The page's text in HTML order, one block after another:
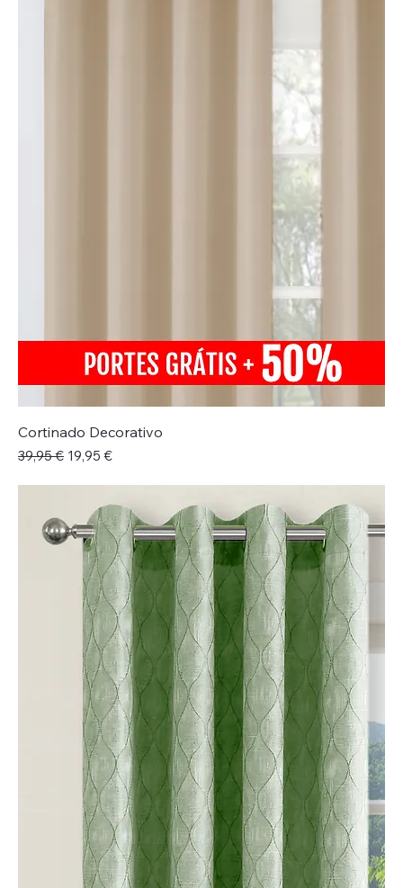
Cortinado Decorativo
Preço normal
39,95 € Preço promocional
19,95 €